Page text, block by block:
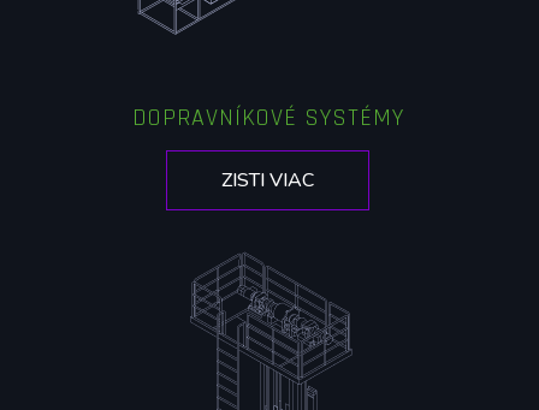
DOPRAVNÍKOVÉ SYSTÉMY
ZISTI VIAC